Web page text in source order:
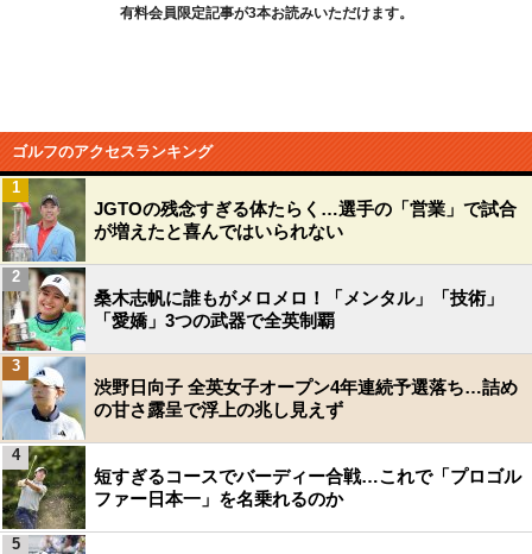
有料会員限定記事が3本お読みいただけます。
ゴルフのアクセスランキング
JGTOの残念すぎる体たらく…選手の「営業」で試合
が増えたと喜んではいられない
1
桑木志帆に誰もがメロメロ！「メンタル」「技術」
「愛嬌」3つの武器で全英制覇
2
渋野日向子 全英女子オープン4年連続予選落ち…詰め
の甘さ露呈で浮上の兆し見えず
3
短すぎるコースでバーディー合戦…これで「プロゴル
ファー日本一」を名乗れるのか
4
5